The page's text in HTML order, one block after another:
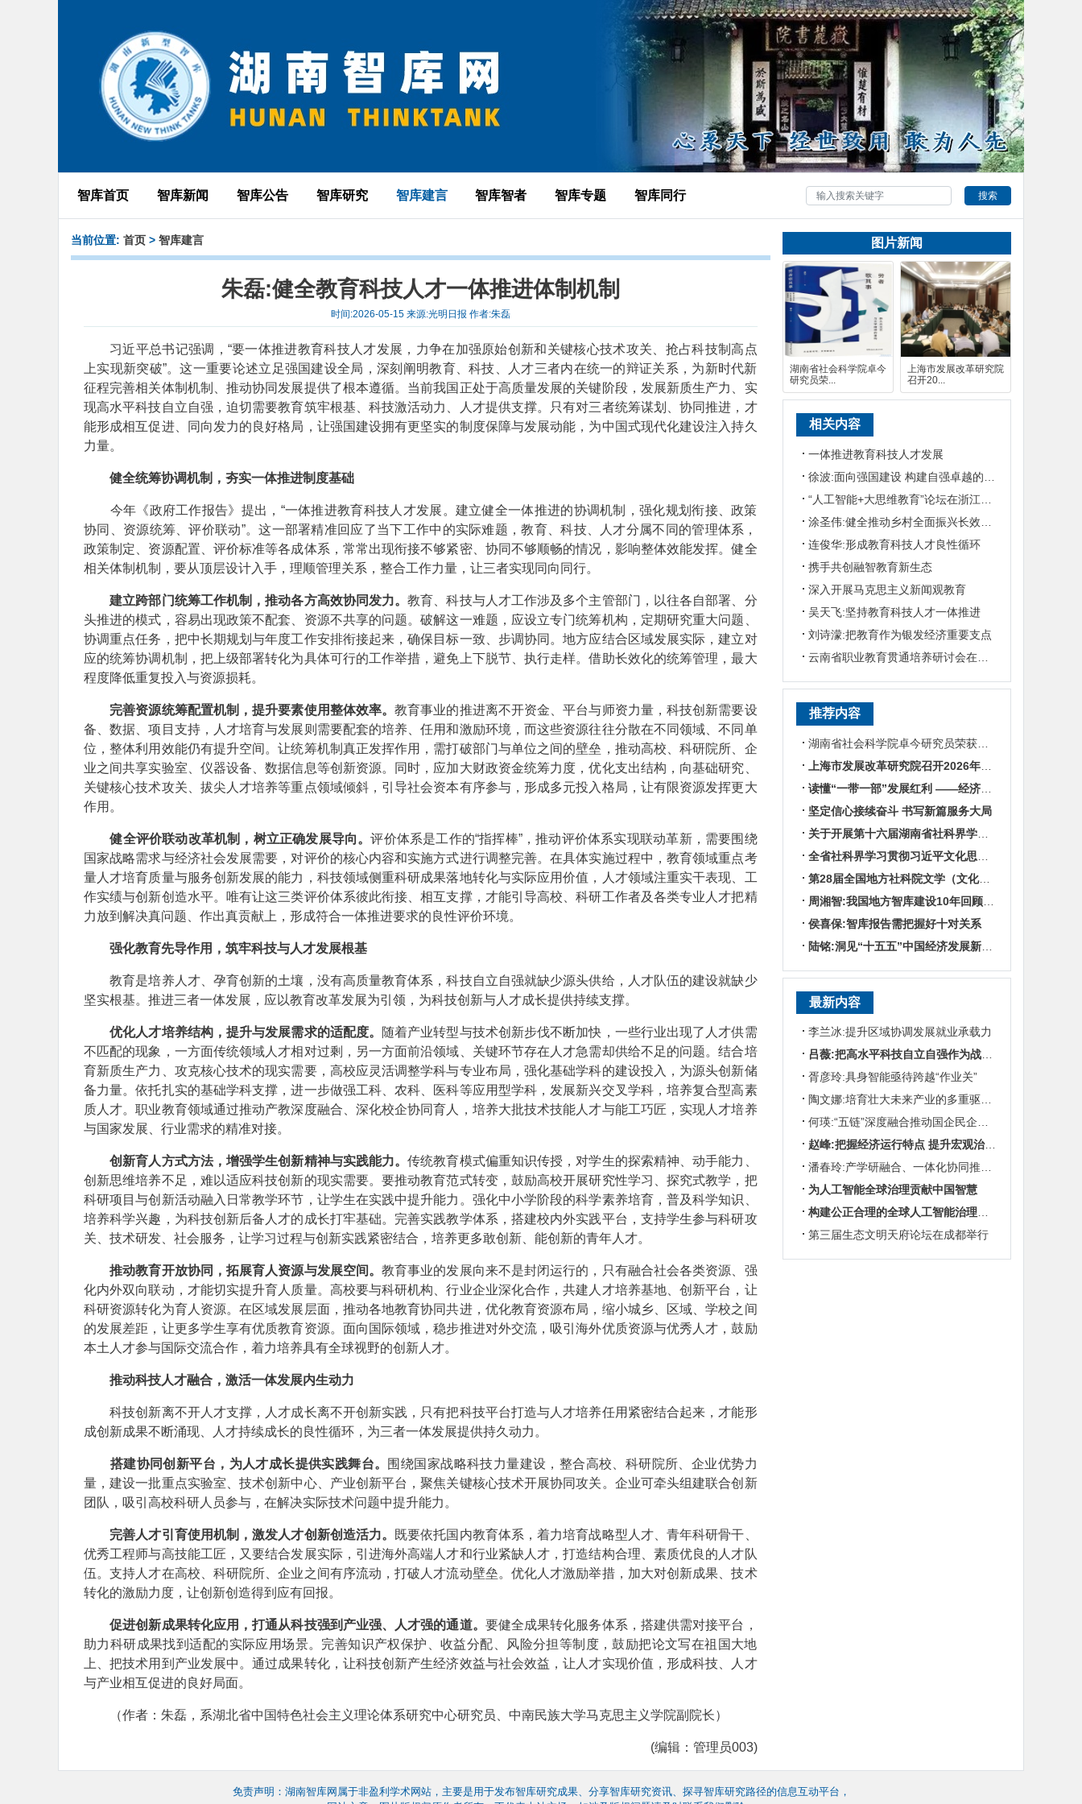
智库首页 智库新闻 智库公告 智库研究 智库建言 智库智者 智库专题 智库同行 搜索
当前位置: 首页 > 智库建言
朱磊:健全教育科技人才一体推进体制机制
时间:2026-05-15 来源:光明日报 作者:朱磊
习近平总书记强调，“要一体推进教育科技人才发展，力争在加强原始创新和关键核心技术攻关、抢占科技制高点
上实现新突破”。这一重要论述立足强国建设全局，深刻阐明教育、科技、人才三者内在统一的辩证关系，为新时代新
征程完善相关体制机制、推动协同发展提供了根本遵循。当前我国正处于高质量发展的关键阶段，发展新质生产力、实
现高水平科技自立自强，迫切需要教育筑牢根基、科技激活动力、人才提供支撑。只有对三者统筹谋划、协同推进，才
能形成相互促进、同向发力的良好格局，让强国建设拥有更坚实的制度保障与发展动能，为中国式现代化建设注入持久
力量。
健全统筹协调机制，夯实一体推进制度基础
今年《政府工作报告》提出，“一体推进教育科技人才发展。建立健全一体推进的协调机制，强化规划衔接、政策
协同、资源统筹、评价联动”。这一部署精准回应了当下工作中的实际难题，教育、科技、人才分属不同的管理体系，
政策制定、资源配置、评价标准等各成体系，常常出现衔接不够紧密、协同不够顺畅的情况，影响整体效能发挥。健全
相关体制机制，要从顶层设计入手，理顺管理关系，整合工作力量，让三者实现同向同行。
建立跨部门统筹工作机制，推动各方高效协同发力。教育、科技与人才工作涉及多个主管部门，以往各自部署、分
头推进的模式，容易出现政策不配套、资源不共享的问题。破解这一难题，应设立专门统筹机构，定期研究重大问题、
协调重点任务，把中长期规划与年度工作安排衔接起来，确保目标一致、步调协同。地方应结合区域发展实际，建立对
应的统筹协调机制，把上级部署转化为具体可行的工作举措，避免上下脱节、执行走样。借助长效化的统筹管理，最大
程度降低重复投入与资源损耗。
完善资源统筹配置机制，提升要素使用整体效率。教育事业的推进离不开资金、平台与师资力量，科技创新需要设
备、数据、项目支持，人才培育与发展则需要配套的培养、任用和激励环境，而这些资源往往分散在不同领域、不同单
位，整体利用效能仍有提升空间。让统筹机制真正发挥作用，需打破部门与单位之间的壁垒，推动高校、科研院所、企
业之间共享实验室、仪器设备、数据信息等创新资源。同时，应加大财政资金统筹力度，优化支出结构，向基础研究、
关键核心技术攻关、拔尖人才培养等重点领域倾斜，引导社会资本有序参与，形成多元投入格局，让有限资源发挥更大
作用。
健全评价联动改革机制，树立正确发展导向。评价体系是工作的“指挥棒”，推动评价体系实现联动革新，需要围绕
国家战略需求与经济社会发展需要，对评价的核心内容和实施方式进行调整完善。在具体实施过程中，教育领域重点考
量人才培育质量与服务创新发展的能力，科技领域侧重科研成果落地转化与实际应用价值，人才领域注重实干表现、工
作实绩与创新创造水平。唯有让这三类评价体系彼此衔接、相互支撑，才能引导高校、科研工作者及各类专业人才把精
力放到解决真问题、作出真贡献上，形成符合一体推进要求的良性评价环境。
强化教育先导作用，筑牢科技与人才发展根基
教育是培养人才、孕育创新的土壤，没有高质量教育体系，科技自立自强就缺少源头供给，人才队伍的建设就缺少
坚实根基。推进三者一体发展，应以教育改革发展为引领，为科技创新与人才成长提供持续支撑。
优化人才培养结构，提升与发展需求的适配度。
随着产业转型与技术创新步伐不断加快，一些行业出现了人才供需
不匹配的现象，一方面传统领域人才相对过剩，另一方面前沿领域、关键环节存在人才急需却供给不足的问题。结合培
育新质生产力、攻克核心技术的现实需要，高校应灵活调整学科与专业布局，强化基础学科的建设投入，为源头创新储
备力量。依托扎实的基础学科支撑，进一步做强工科、农科、医科等应用型学科，发展新兴交叉学科，培养复合型高素
质人才。职业教育领域通过推动产教深度融合、深化校企协同育人，培养大批技术技能人才与能工巧匠，实现人才培养
与国家发展、行业需求的精准对接。
创新育人方式方法，增强学生创新精神与实践能力。传统教育模式偏重知识传授，对学生的探索精神、动手能力、
创新思维培养不足，难以适应科技创新的现实需要。要推动教育范式转变，鼓励高校开展研究性学习、探究式教学，把
科研项目与创新活动融入日常教学环节，让学生在实践中提升能力。强化中小学阶段的科学素养培育，普及科学知识、
培养科学兴趣，为科技创新后备人才的成长打牢基础。完善实践教学体系，搭建校内外实践平台，支持学生参与科研攻
关、技术研发、社会服务，让学习过程与创新实践紧密结合，培养更多敢创新、能创新的青年人才。
推动教育开放协同，拓展育人资源与发展空间。教育事业的发展向来不是封闭运行的，只有融合社会各类资源、强
化内外双向联动，才能切实提升育人质量。高校要与科研机构、行业企业深化合作，共建人才培养基地、创新平台，让
科研资源转化为育人资源。在区域发展层面，推动各地教育协同共进，优化教育资源布局，缩小城乡、区域、学校之间
的发展差距，让更多学生享有优质教育资源。面向国际领域，稳步推进对外交流，吸引海外优质资源与优秀人才，鼓励
本土人才参与国际交流合作，着力培养具有全球视野的创新人才。
推动科技人才融合，激活一体发展内生动力
科技创新离不开人才支撑，人才成长离不开创新实践，只有把科技平台打造与人才培养任用紧密结合起来，才能形
成创新成果不断涌现、人才持续成长的良性循环，为三者一体发展提供持久动力。
搭建协同创新平台，为人才成长提供实践舞台。 围绕国家战略科技力量建设，整合高校、科研院所、企业优势力
量，建设一批重点实验室、技术创新中心、产业创新平台，聚焦关键核心技术开展协同攻关。企业可牵头组建联合创新
团队，吸引高校科研人员参与，在解决实际技术问题中提升能力。
完善人才引育使用机制，激发人才创新创造活力。
既要依托国内教育体系，着力培育战略型人才、青年科研骨干、
优秀工程师与高技能工匠，又要结合发展实际，引进海外高端人才和行业紧缺人才，打造结构合理、素质优良的人才队
伍。支持人才在高校、科研院所、企业之间有序流动，打破人才流动壁垒。优化人才激励举措，加大对创新成果、技术
转化的激励力度，让创新创造得到应有回报。
促进创新成果转化应用，打通从科技强到产业强、人才强的通道。 要健全成果转化服务体系，搭建供需对接平台，
助力科研成果找到适配的实际应用场景。完善知识产权保护、收益分配、风险分担等制度，鼓励把论文写在祖国大地
上、把技术用到产业发展中。通过成果转化，让科技创新产生经济效益与社会效益，让人才实现价值，形成科技、人才
与产业相互促进的良好局面。
（作者：朱磊，系湖北省中国特色社会主义理论体系研究中心研究员、中南民族大学马克思主义学院副院长）
(编辑：管理员003)
图片新闻
湖南省社会科学院卓今
研究员荣...
上海市发展改革研究院
召开20...
相关内容
一体推进教育科技人才发展
连俊华:形成教育科技人才良性循环
携手共创融智教育新生态
深入开展马克思主义新闻观教育
吴天飞:坚持教育科技人才一体推进
刘诗濛:把教育作为银发经济重要支点
云南省职业教育贯通培养研讨会在滇召开
推荐内容
湖南省社会科学院卓今研究员荣获第九届鲁迅文学奖
上海市发展改革研究院召开2026年半年度工作会议
读懂“一带一部”发展红利 ——经济学专家谈湖南区位优势
坚定信心接续奋斗 书写新篇服务大局
关于开展第十六届湖南省社科界学术年会征文活动的通知
第28届全国地方社科院文学（文化）所所长联席会暨“数智时代地方文化IP建设”学术研讨
周湘智:我国地方智库建设10年回顾与展望
侯喜保:智库报告需把握好十对关系
陆铭:洞见“十五五”中国经济发展新趋势——对话上海交通大学中国发展研究院执行院长陆铭
最新内容
李兰冰:提升区域协调发展就业承载力
吕薇:把高水平科技自立自强作为战略支撑
胥彦玲:具身智能亟待跨越“作业关”
陶文娜:培育壮大未来产业的多重驱动机制
何瑛:“五链”深度融合推动国企民企协同发展
赵峰:把握经济运行特点 提升宏观治理效能
潘春玲:产学研融合、一体化协同推动农业科技创新
为人工智能全球治理贡献中国智慧
构建公正合理的全球人工智能治理体系
第三届生态文明天府论坛在成都举行
免责声明：湖南智库网属于非盈利学术网站，主要是用于发布智库研究成果、分享智库研究资讯、探寻智库研究路径的信息互动平台，